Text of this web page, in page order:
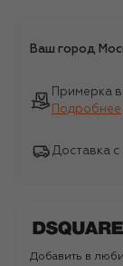
Ваш город
Примерка
Подробнее
Доставка
Добавить в